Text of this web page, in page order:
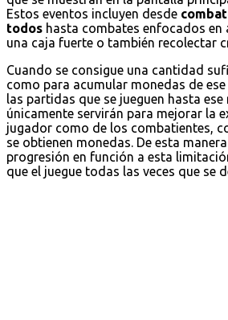
Estos eventos incluyen desde
todos hasta combates enfocados en
una caja fuerte o también recolectar
Cuando se consigue una cantidad
como para acumular monedas de
las partidas que se jueguen hasta ese
únicamente servirán para mejorar la
jugador como de los combatientes,
se obtienen monedas. De esta
progresión en función a esta
que el juegue todas las veces que se